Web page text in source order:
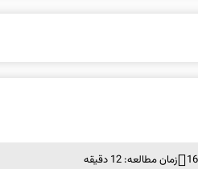
زمان مطالعه: 12 دقیقه